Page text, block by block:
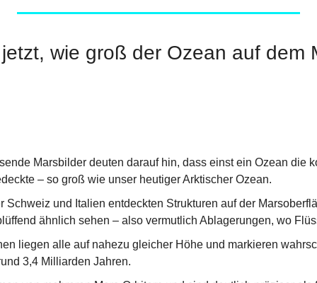
wie groß der Ozean auf dem
Marsbilder deuten darauf hin, dass einst ein Ozean die
– so groß wie unser heutiger Arktischer Ozean.
Schweiz und Italien entdeckten Strukturen auf der
ähnlich sehen – also vermutlich Ablagerungen, wo
liegen alle auf nahezu gleicher Höhe und markieren
3,4 Milliarden Jahren.